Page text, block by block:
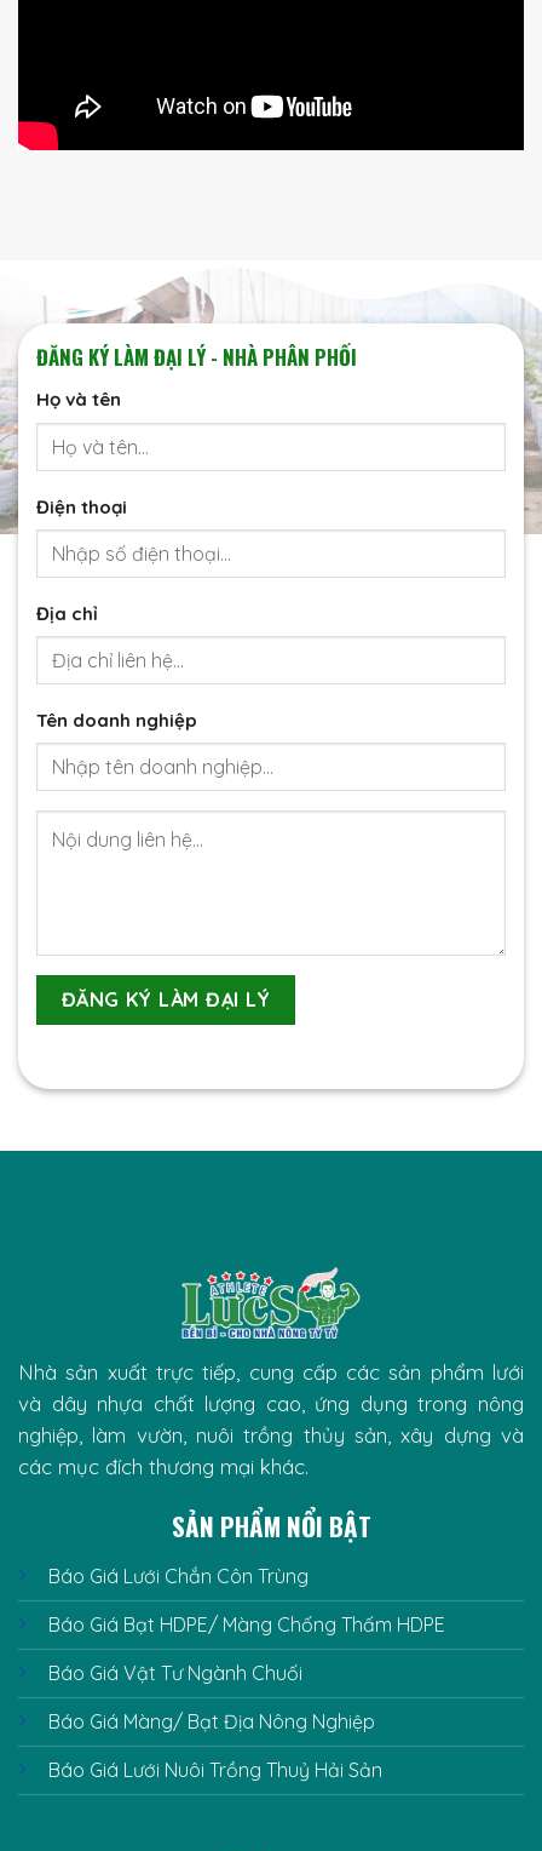
ĐĂNG KÝ LÀM ĐẠI LÝ - NHÀ PHÂN PHỐI
Họ và tên
Điện thoại
Địa chỉ
Tên doanh nghiệp
Nhà sản xuất trực tiếp, cung cấp các sản phẩm lưới
và dây nhựa chất lượng cao, ứng dụng trong nông
nghiệp, làm vườn, nuôi trồng thủy sản, xây dựng và
các mục đích thương mại khác.
SẢN PHẨM NỔI BẬT
Báo Giá Lưới Chắn Côn Trùng
Báo Giá Bạt HDPE/ Màng Chống Thấm HDPE
Báo Giá Vật Tư Ngành Chuối
Báo Giá Màng/ Bạt Địa Nông Nghiệp
Báo Giá Lưới Nuôi Trồng Thuỷ Hải Sản